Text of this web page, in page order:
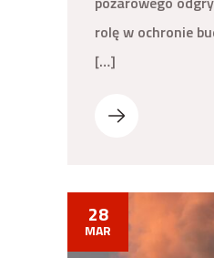
rolę w ochronie
[…]
28
MAR